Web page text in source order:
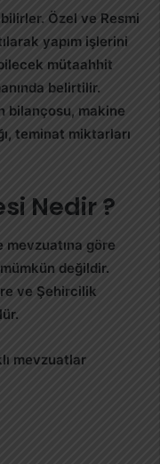
Özel ve Resmi
yapım işlerini
mütaahhit
belirtilir.
bilançosu, makine
teminat miktarları
Nedir ?
göre
değildir.
ve Şehircilik
mevzuatlar